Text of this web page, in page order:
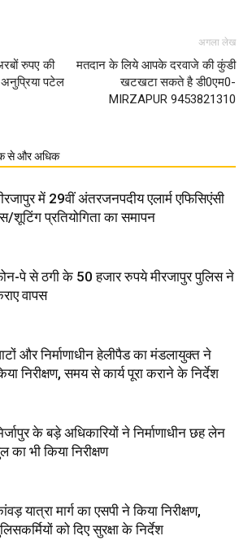
रुपए की
अनुप्रिया पटेल
अगला लेख
मतदान के लिये आपके दरवाजे की कुंडी
खटखटा सकते है डी0एम0-
MIRZAPUR 9453821310
से और अधिक
में 29वीं अंतरजनपदीय एलार्म एफिसिएंसी
शूटिंग प्रतियोगिता का समापन
पे से ठगी के 50 हजार रुपये मीरजापुर पुलिस ने
वापस
और निर्माणाधीन हेलीपैड का मंडलायुक्त ने
निरीक्षण, समय से कार्य पूरा कराने के निर्देश
के बड़े अधिकारियों ने निर्माणाधीन छह लेन
का भी किया निरीक्षण
यात्रा मार्ग का एसपी ने किया निरीक्षण,
को दिए सुरक्षा के निर्देश